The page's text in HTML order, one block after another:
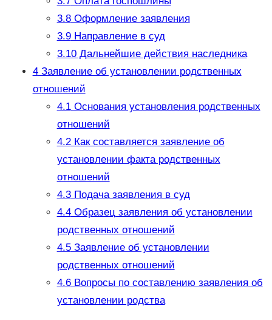
3.8Оформление заявления
3.9Направление в суд
3.10Дальнейшие действия наследника
4Заявление об установлении родственных
отношений
4.1Основания установления родственных
отношений
4.2Как составляется заявление об
установлении факта родственных
отношений
4.3Подача заявления в суд
4.4Образец заявления об установлении
родственных отношений
4.5Заявление об установлении
родственных отношений
4.6Вопросы по составлению заявления об
установлении родства